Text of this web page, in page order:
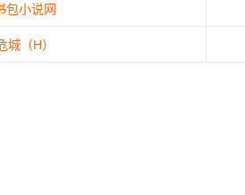
包小说网
城（H）